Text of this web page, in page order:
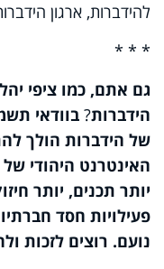
להידברות, ארגון
* * *
גם אתם, כמו ציפי
הידברות? בוודאי
של הידברות הולך
האינטרנט היהודי
יותר תכנים, יותר
פעילויות חסד
נועם. רוצים לזכות